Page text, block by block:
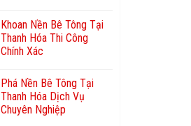
Khoan Nền Bê Tông Tại
Thanh Hóa Thi Công
Chính Xác
Phá Nền Bê Tông Tại
Thanh Hóa Dịch Vụ
Chuyên Nghiệp